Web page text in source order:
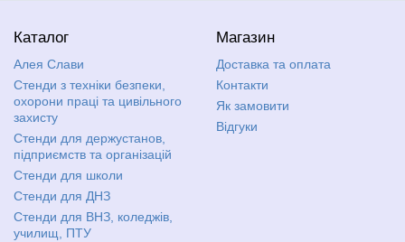
Каталог
Алея Слави
Стенди з техніки безпеки,
охорони праці та цивільного
захисту
Стенди для держустанов,
підприємств та організацій
Стенди для школи
Стенди для ДНЗ
Стенди для ВНЗ, коледжів,
училищ, ПТУ
Магазин
Доставка та оплата
Контакти
Як замовити
Відгуки